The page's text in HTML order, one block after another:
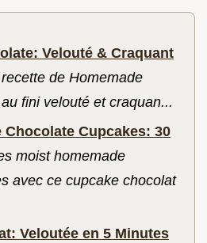
Velouté & Craquant
de Homemade
fini velouté et craquan...
Chocolate Cupcakes: 30
moist homemade
avec ce cupcake chocolat
Veloutée en 5 Minutes